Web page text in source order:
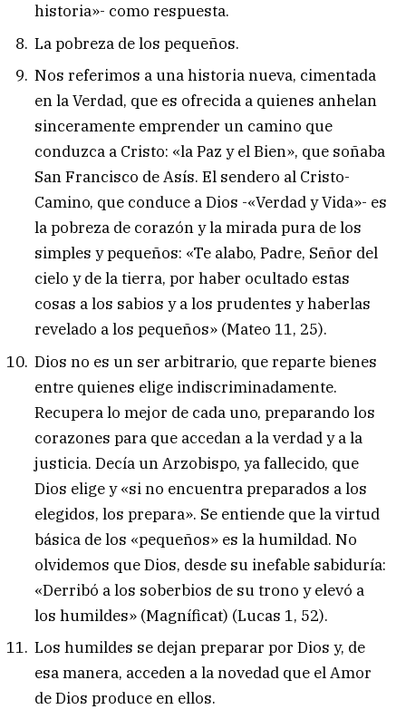
historia»- como respuesta.
La pobreza de los pequeños.
Nos referimos a una historia nueva, cimentada
en la Verdad, que es ofrecida a quienes anhelan
sinceramente emprender un camino que
conduzca a Cristo: «la Paz y el Bien», que soñaba
San Francisco de Asís. El sendero al Cristo-
Camino, que conduce a Dios -«Verdad y Vida»- es
la pobreza de corazón y la mirada pura de los
simples y pequeños: «Te alabo, Padre, Señor del
cielo y de la tierra, por haber ocultado estas
cosas a los sabios y a los prudentes y haberlas
revelado a los pequeños» (Mateo 11, 25).
Dios no es un ser arbitrario, que reparte bienes
entre quienes elige indiscriminadamente.
Recupera lo mejor de cada uno, preparando los
corazones para que accedan a la verdad y a la
justicia. Decía un Arzobispo, ya fallecido, que
Dios elige y «si no encuentra preparados a los
elegidos, los prepara». Se entiende que la virtud
básica de los «pequeños» es la humildad. No
olvidemos que Dios, desde su inefable sabiduría:
«Derribó a los soberbios de su trono y elevó a
los humildes» (Magníficat) (Lucas 1, 52).
Los humildes se dejan preparar por Dios y, de
esa manera, acceden a la novedad que el Amor
de Dios produce en ellos.